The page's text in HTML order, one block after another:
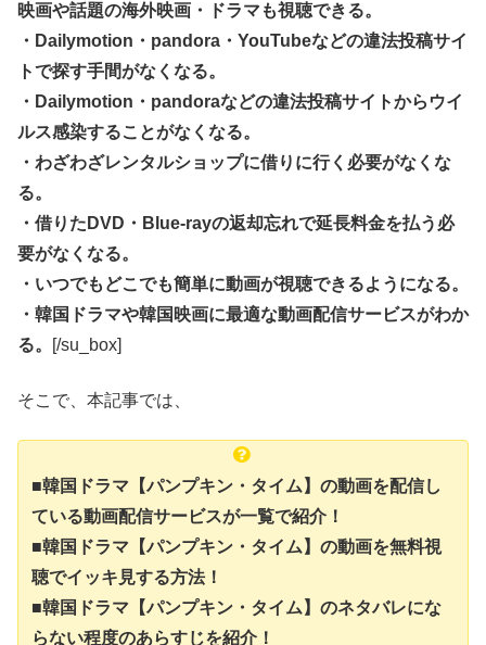
映画や話題の海外映画・ドラマも視聴できる。
・Dailymotion・pandora・YouTubeなどの違法投稿サイ
トで探す手間がなくなる。
・Dailymotion・pandoraなどの違法投稿サイトからウイ
ルス感染することがなくなる。
・わざわざレンタルショップに借りに行く必要がなくな
る。
・借りたDVD・Blue-rayの返却忘れで延長料金を払う必
要がなくなる。
・いつでもどこでも簡単に動画が視聴できるようになる。
・韓国ドラマや韓国映画に最適な動画配信サービスがわか
る。
[/su_box]
そこで、本記事では、
■韓国ドラマ【パンプキン・タイム】の動画を配信し
ている動画配信サービスが一覧で紹介！
■韓国ドラマ【パンプキン・タイム】の動画を無料視
聴でイッキ見する方法！
■韓国ドラマ【パンプキン・タイム】のネタバレにな
らない程度のあらすじを紹介！